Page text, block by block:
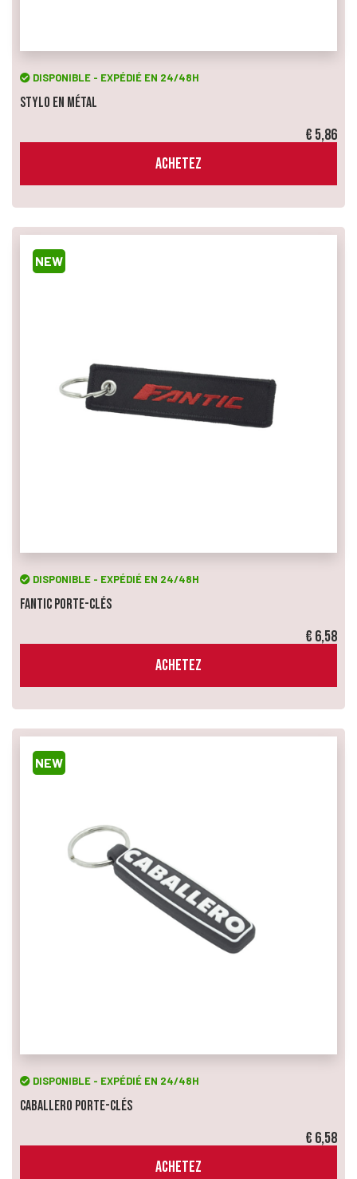
DISPONIBLE - EXPÉDIÉ EN 24/48H
Stylo en Métal
€ 5,86
ACHETEZ
NEW
DISPONIBLE - EXPÉDIÉ EN 24/48H
Fantic Porte-Clés
€ 6,58
ACHETEZ
NEW
DISPONIBLE - EXPÉDIÉ EN 24/48H
Caballero Porte-Clés
€ 6,58
ACHETEZ